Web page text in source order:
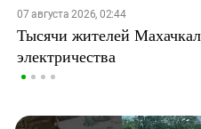
07 августа 2026, 02:44
Тысячи жителей
электричества